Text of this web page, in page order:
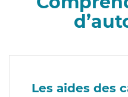
Les aides des